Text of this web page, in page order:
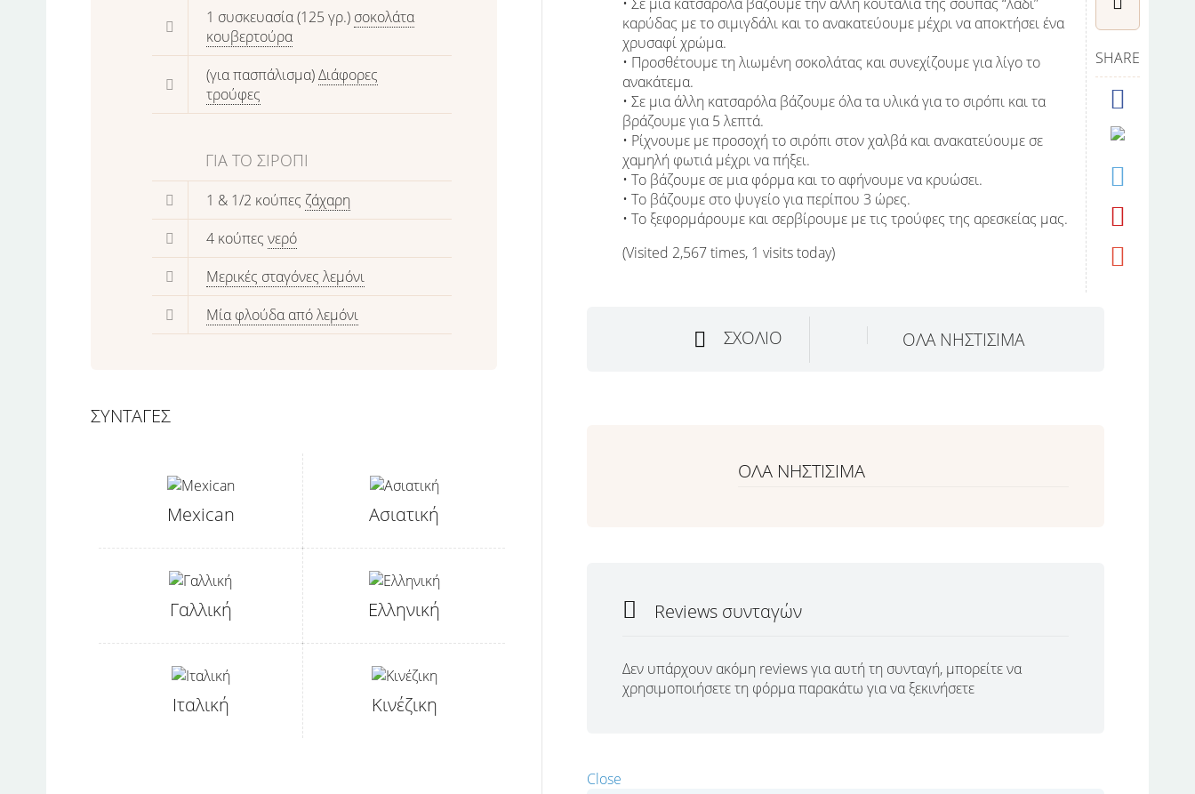
1 συσκευασία (125 γρ.) σοκολάτα
κουβερτούρα
(για πασπάλισμα)Διάφορες
τρούφες
ΓΙΑ ΤΟ ΣΙΡΌΠΙ
1 & 1/2 κούπες ζάχαρη
4 κούπες νερό
Μερικές σταγόνες λεμόνι
Μία φλούδα από λεμόνι
ΣΥΝΤΑΓΕΣ
Mexican Ασιατική
Γαλλική Ελληνική
Ιταλική Κινέζικη
SHARE
καρύδας με το σιμιγδάλι και το ανακατεύουμε μέχρι να αποκτήσει ένα
χρυσαφί χρώμα.
• Προσθέτουμε τη λιωμένη σοκολάτας και συνεχίζουμε για λίγο το
ανακάτεμα.
• Σε μια άλλη κατσαρόλα βάζουμε όλα τα υλικά για το σιρόπι και τα
βράζουμε για 5 λεπτά.
• Ρίχνουμε με προσοχή το σιρόπι στον χαλβά και ανακατεύουμε σε
χαμηλή φωτιά μέχρι να πήξει.
• Το βάζουμε σε μια φόρμα και το αφήνουμε να κρυώσει.
• Το βάζουμε στο ψυγείο για περίπου 3 ώρες.
• Το ξεφορμάρουμε και σερβίρουμε με τις τρούφες της αρεσκείας μας.
(Visited 2,567 times, 1 visits today)
ΣΧΌΛΙΟ ΟΛΑ ΝΗΣΤΙΣΙΜΑ
ΟΛΑ ΝΗΣΤΙΣΙΜΑ
Reviews συνταγών
Δεν υπάρχουν ακόμη reviews για αυτή τη συνταγή, μπορείτε να
χρησιμοποιήσετε τη φόρμα παρακάτω για να ξεκινήσετε
Close